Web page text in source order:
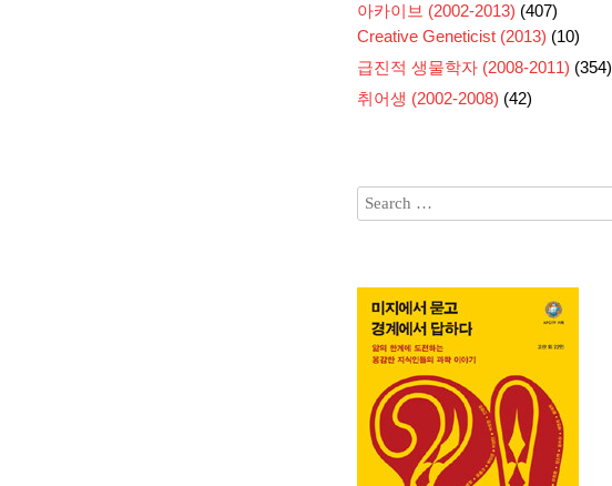
아카이브 (2002-2013) (407)
Creative Geneticist (2013) (10)
급진적 생물학자 (2008-2011) (354)
취어생 (2002-2008) (42)